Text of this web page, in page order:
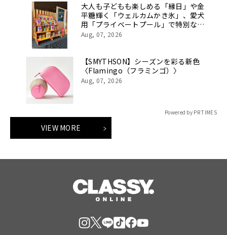
大人も子どもも楽しめる「縁日」や金
平糖輝く「ウェルカムかき氷」、愛犬
用「プライベートプール」で特別な夏
休みをお届け
Aug, 07, 2026
【SMYTHSON】シーズンを彩る新色
〈Flamingo（フラミンゴ）〉
Aug, 07, 2026
Powered by PR TIMES
VIEW MORE